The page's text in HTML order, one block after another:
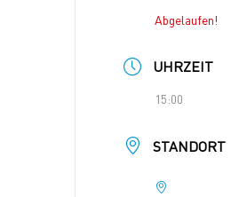
Abgelaufen!
UHRZEIT
15:00
STANDORT